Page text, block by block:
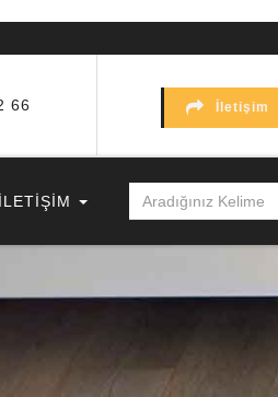
66 İletişim
İLETİŞİM